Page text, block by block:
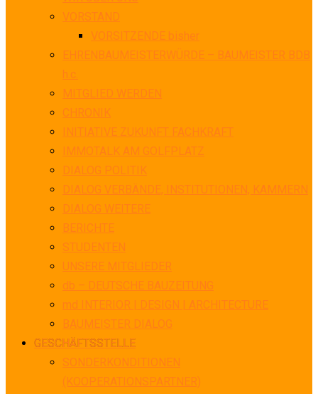
VORSTAND
VORSITZENDE bisher
EHRENBAUMEISTERWÜRDE – BAUMEISTER BDB
h.c.
MITGLIED WERDEN
CHRONIK
INITIATIVE ZUKUNFT FACHKRAFT
IMMOTALK AM GOLFPLATZ
DIALOG POLITIK
DIALOG VERBÄNDE, INSTITUTIONEN, KAMMERN
DIALOG WEITERE
BERICHTE
STUDENTEN
UNSERE MITGLIEDER
db – DEUTSCHE BAUZEITUNG
md INTERIOR | DESIGN | ARCHITECTURE
BAUMEISTER DIALOG
GESCHÄFTSSTELLE
SONDERKONDITIONEN
(KOOPERATIONSPARTNER)